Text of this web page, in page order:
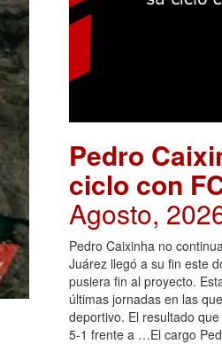
Pedro
ciclo con
Agosto,
Pedro Caixinha no
Juárez llegó a su fin este
pusiera fin al proyecto.
últimas jornadas en las
deportivo. El resultado
5-1 frente a …El cargo